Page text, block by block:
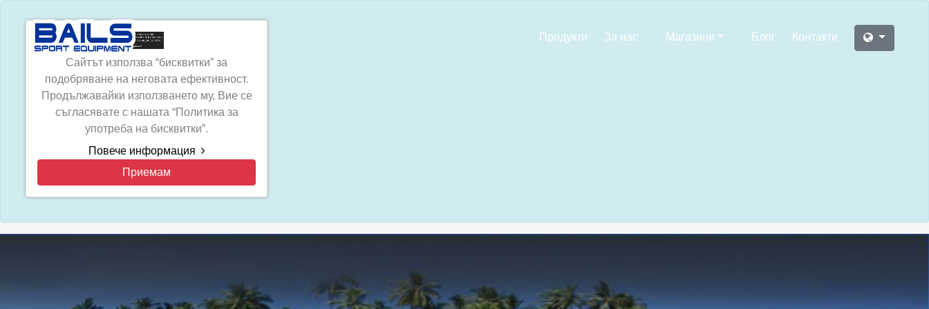
Продукти За нас Магазини Блог Контакти
Сайтът използва “бисквитки” за
подобряване на неговата ефективност.
Продължавайки използването му, Вие се
съгласявате с нашата “Политика за
употреба на бисквитки”.
Повече информация
Приемам